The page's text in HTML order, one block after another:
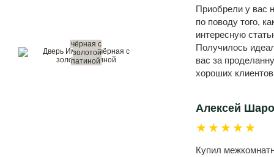
чёрная с
золотой
патиной
Приобрели у вас
по поводу того,
интересную
Получилось
вас за
хороших
Алексей
★★★★★
Купил